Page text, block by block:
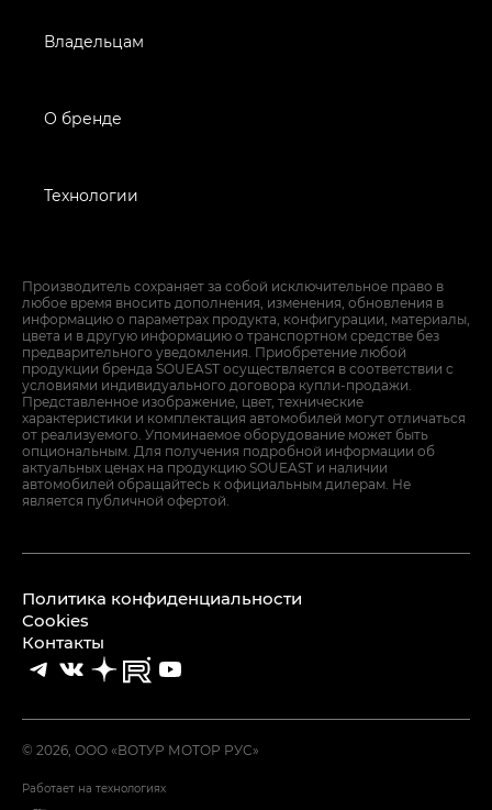
Владельцам
О бренде
Технологии
Производитель сохраняет за собой исключительное право в
любое время вносить дополнения, изменения, обновления в
информацию о параметрах продукта, конфигурации, материалы,
цвета и в другую информацию о транспортном средстве без
предварительного уведомления. Приобретение любой
продукции бренда SOUEAST осуществляется в соответствии с
условиями индивидуального договора купли-продажи.
Представленное изображение, цвет, технические
характеристики и комплектация автомобилей могут отличаться
от реализуемого. Упоминаемое оборудование может быть
опциональным. Для получения подробной информации об
актуальных ценах на продукцию SOUEAST и наличии
автомобилей обращайтесь к официальным дилерам. Не
является публичной офертой.
© 2026, ООО «ВОТУР МОТОР РУС»
Политика конфиденциальности
Cookies
Контакты
Работает на технологиях